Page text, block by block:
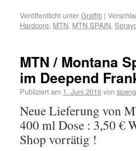
Veröffentlicht unterGraffiti |
Hardcore, MTN, MTN SPAIN,
MTN / Montana
im Deepend
Publiziert am 1. Juni 2016von
Neue Lieferung von
400 ml Dose : 3,50 €
Shop vorrätig !